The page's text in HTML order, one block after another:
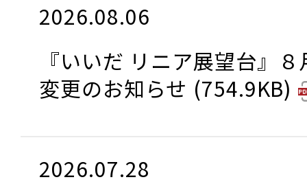
2026.08.06
『いいだ リニア展望台』
変更のお知らせ 754.9KB
2026.07.28